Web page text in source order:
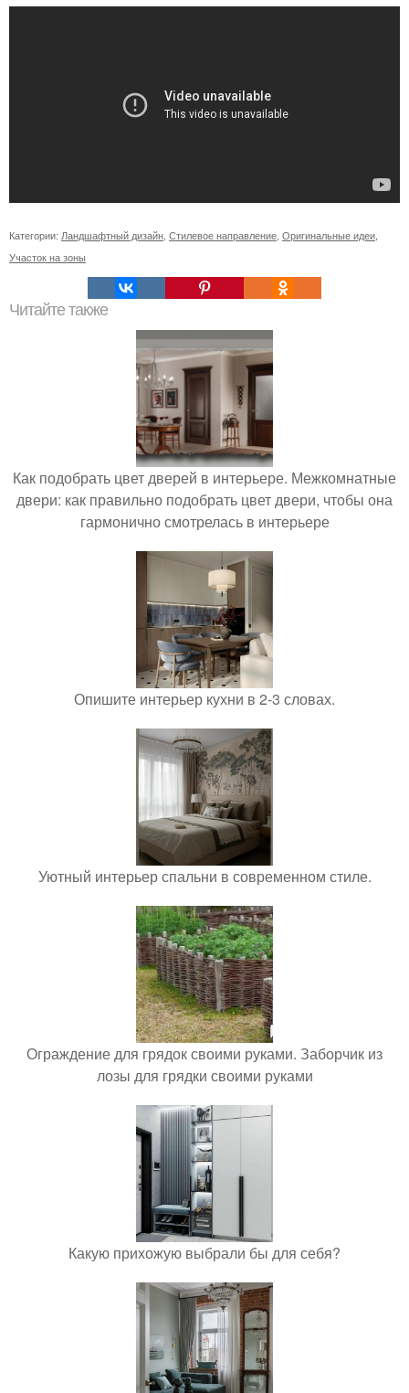
Категории: Ландшафтный дизайн Стилевое направление Оригинальные идеи
Участок на зоны
Читайте также
Как подобрать цвет дверей в интерьере. Межкомнатные
двери: как правильно подобрать цвет двери, чтобы она
гармонично смотрелась в интерьере
Опишите интерьер кухни в 2-3 словах.
Уютный интерьер спальни в современном стиле.
Ограждение для грядок своими руками. Заборчик из
лозы для грядки своими руками
Какую прихожую выбрали бы для себя?